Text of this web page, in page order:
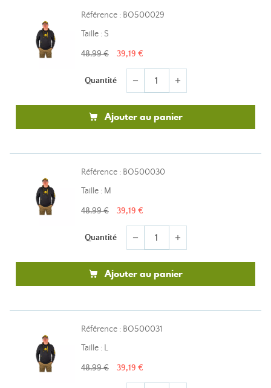
Référence : BO500029
Taille : S
48,99 € 39,19 €
Quantité remove add
Ajouter au panier
Référence : BO500030
Taille : M
48,99 € 39,19 €
Quantité remove add
Ajouter au panier
Référence : BO500031
Taille : L
48,99 € 39,19 €